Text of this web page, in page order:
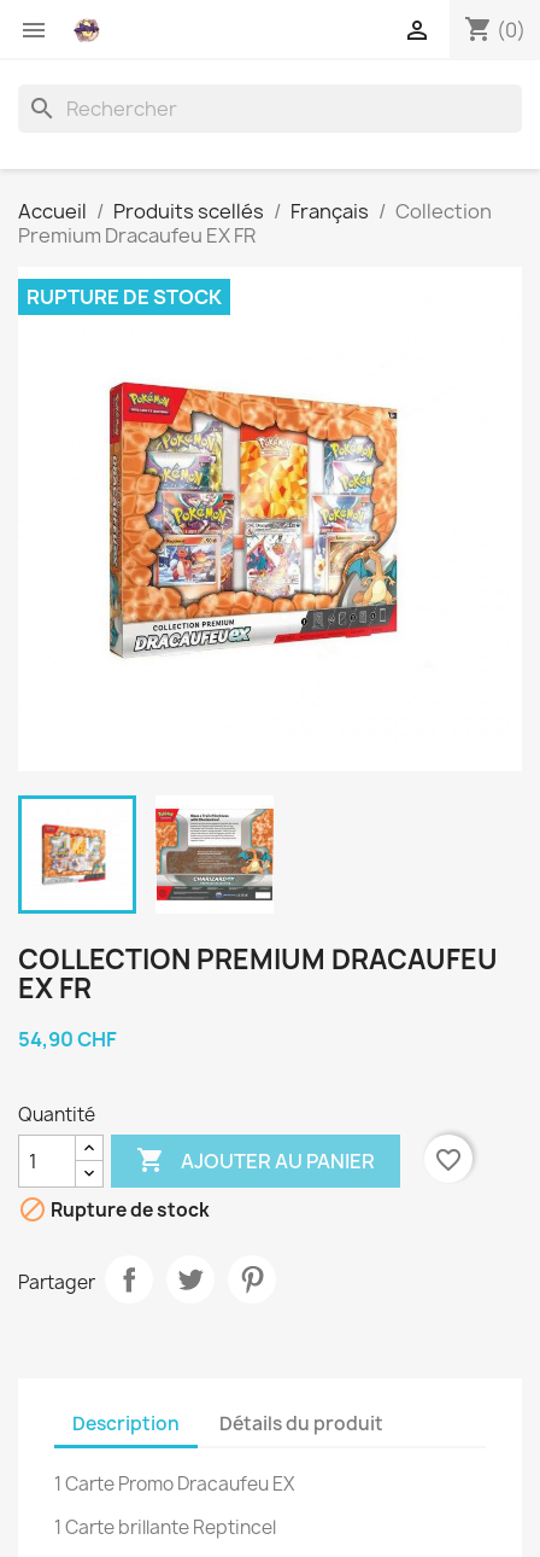
 shopping_cart (0)

search
Accueil Produits scellés Français
Collection
Premium Dracaufeu EX FR
RUPTURE DE STOCK
COLLECTION PREMIUM DRACAUFEU
EX FR
54,90 CHF
Quantité
 AJOUTER AU PANIER
favorite_border
 Rupture de stock
Partager
Description Détails du produit
1 Carte Promo Dracaufeu EX
1 Carte brillante Reptincel